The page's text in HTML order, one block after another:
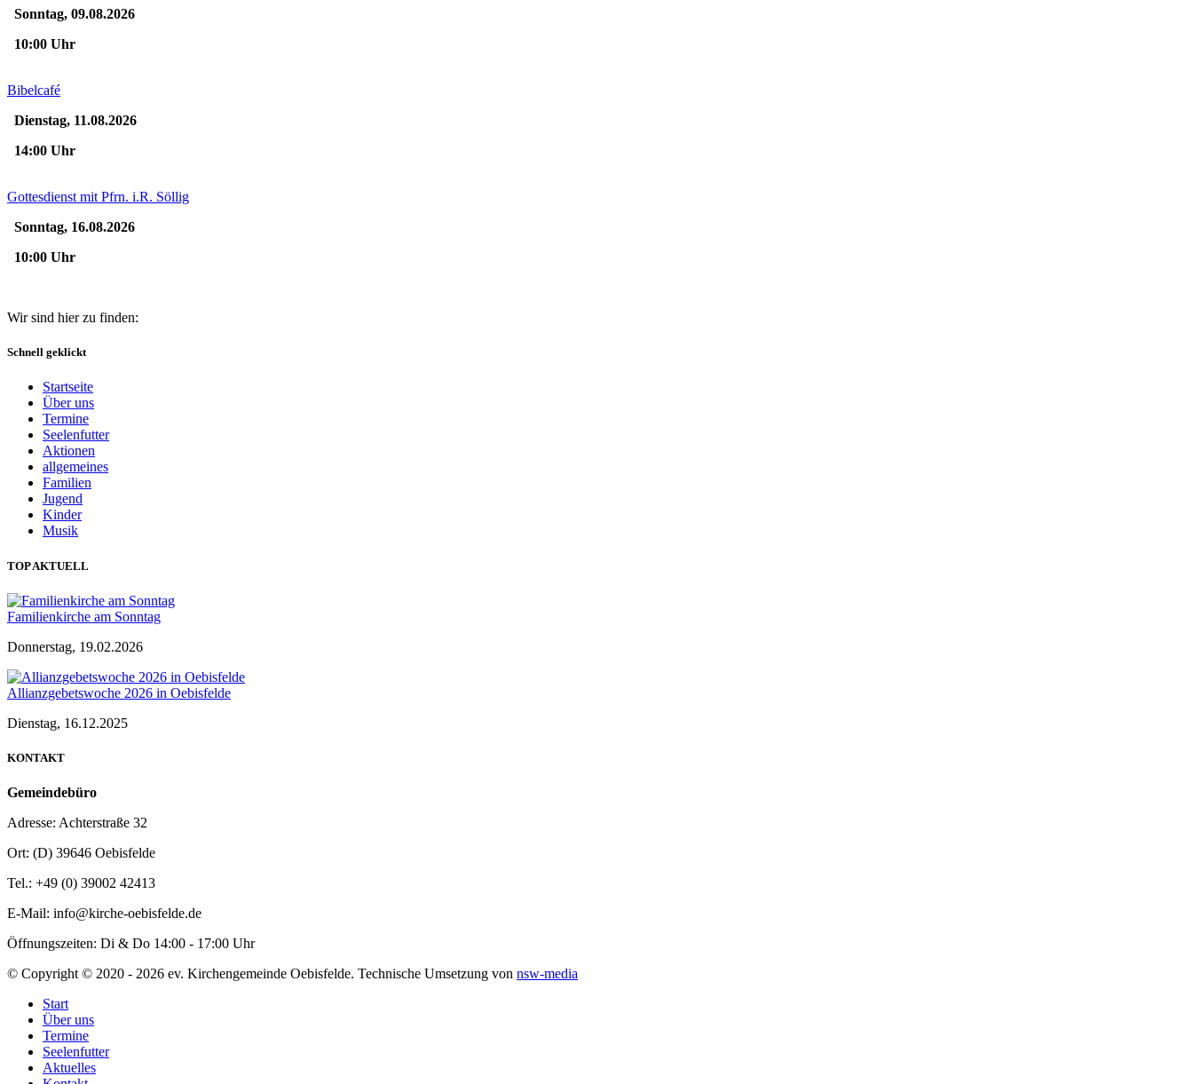
Sonntag, 09.08.2026
10:00 Uhr
Bibelcafé
Dienstag, 11.08.2026
14:00 Uhr
Gottesdienst mit Pfrn. i.R. Söllig
Sonntag, 16.08.2026
10:00 Uhr
Wir sind hier zu finden:
Schnell geklickt
Startseite
Über uns
Termine
Seelenfutter
Aktionen
allgemeines
Familien
Jugend
Kinder
Musik
TOP AKTUELL
Familienkirche am Sonntag
Donnerstag, 19.02.2026
Allianzgebetswoche 2026 in Oebisfelde
Dienstag, 16.12.2025
KONTAKT
Gemeindebüro
Adresse: Achterstraße 32
Ort: (D) 39646 Oebisfelde
Tel.: +49 (0) 39002 42413
E-Mail: info@kirche-oebisfelde.de
Öffnungszeiten: Di & Do 14:00 - 17:00 Uhr
© Copyright © 2020 - 2026 ev. Kirchengemeinde Oebisfelde. Technische Umsetzung von nsw-media
Start
Über uns
Termine
Seelenfutter
Aktuelles